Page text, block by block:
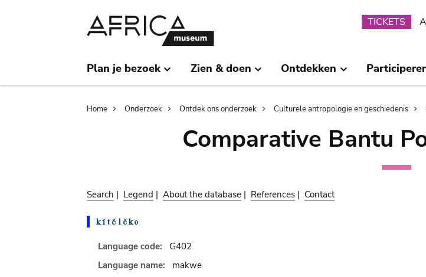
TICKETS
Plan je bezoek Zien & doen Ontdekken
Breadcrumb
Home Onderzoek Ontdek ons onderzoek Culturele antropologie en geschiedenis
Comparative Bantu
Search | Legend | About the database | References | Contact
Language code:
G402
Language name:
makwe